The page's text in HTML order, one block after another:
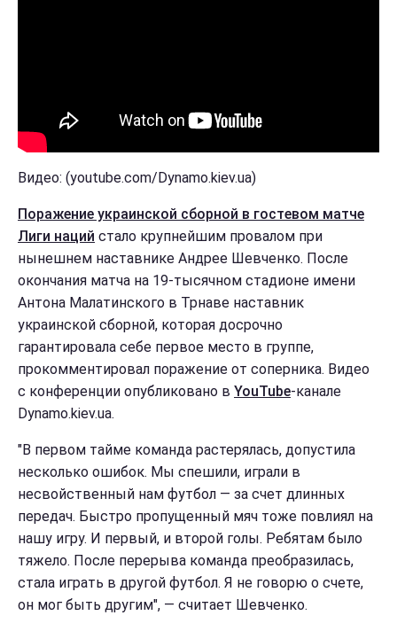
Видео: (youtube.com/Dynamo.kiev.ua)
Поражение украинской сборной в гостевом матче
Лиги наций стало крупнейшим провалом при
нынешнем наставнике Андрее Шевченко. После
окончания матча на 19-тысячном стадионе имени
Антона Малатинского в Трнаве наставник
украинской сборной, которая досрочно
гарантировала себе первое место в группе,
прокомментировал поражение от соперника. Видео
с конференции опубликовано в YouTube-канале
Dynamo.kiev.ua.
"В первом тайме команда растерялась, допустила
несколько ошибок. Мы спешили, играли в
несвойственный нам футбол — за счет длинных
передач. Быстро пропущенный мяч тоже повлиял на
нашу игру. И первый, и второй голы. Ребятам было
тяжело. После перерыва команда преобразилась,
стала играть в другой футбол. Я не говорю о счете,
он мог быть другим", — считает Шевченко.